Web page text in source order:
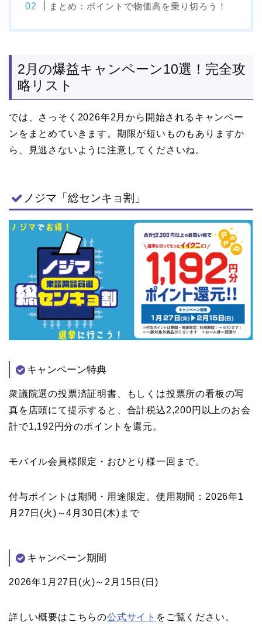
まとめ：ポイントで物価高を乗り切ろう！
2月の爆益キャンペーン10選！完全攻
略リスト
では、さっそく2026年2月から開始されるキャンペー
ンをまとめていきます。期限が短いものもありますか
ら、見逃さないように注意してくださいね。
ノジマ「総センキョ割」
キャンペーン特典
衆議院選の投票済証明書、もしくは投票所の看板の写
真を店頭にて提示すると、合計税込2,200円以上のお会
計で1,192円分のポイントを還元。
モバイル会員様限定・おひとり様一回まで。
付与ポイントは期間・用途限定。使用期間：2026年1
月27日(火)～4月30日(木)まで
キャンペーン期間
2026年1月27日(火)～2月15日(日)
詳しい概要はこちらの公式サイト をご覧ください。